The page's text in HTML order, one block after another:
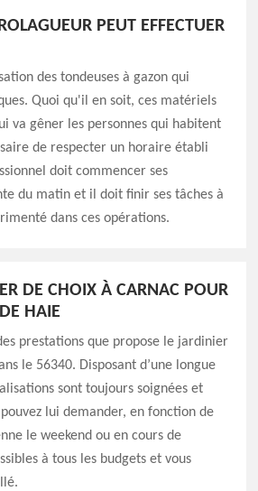
PEUT EFFECTUER
des tondeuses à gazon qui
Quoi qu'il en soit, ces matériels
va gêner les personnes qui habitent
de respecter un horaire établi
doit commencer ses
du matin et il doit finir ses tâches à
dans ces opérations.
DE CHOIX À CARNAC POUR
HAIE
prestations que propose le jardinier
le 56340. Disposant d’une longue
sont toujours soignées et
lui demander, en fonction de
le weekend ou en cours de
à tous les budgets et vous